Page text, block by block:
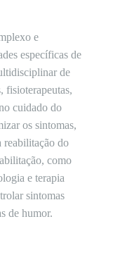
e
específicas de
de
fisioterapeutas,
cuidado do
os sintomas,
reabilitação do
como
e terapia
sintomas
de humor.